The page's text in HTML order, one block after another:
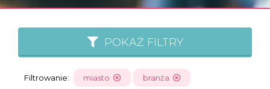
POKAŻ FILTRY
Filtrowanie: miasto branża